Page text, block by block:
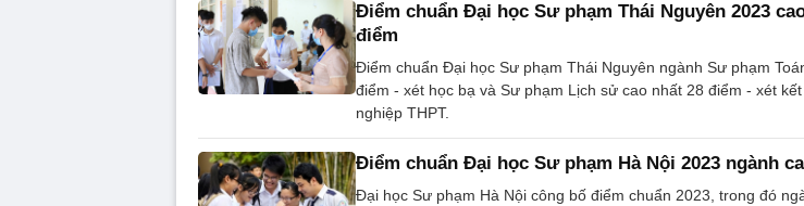
Điểm chuẩn Đại học Sư phạm Thái Nguyên 2023
điểm
Điểm chuẩn Đại học Sư phạm Thái Nguyên ngành Sư phạm
điểm - xét học bạ và Sư phạm Lịch sử cao nhất 28 điểm - xét
nghiệp THPT.
Điểm chuẩn Đại học Sư phạm Hà Nội 2023 ngành
Đại học Sư phạm Hà Nội công bố điểm chuẩn 2023, trong đó